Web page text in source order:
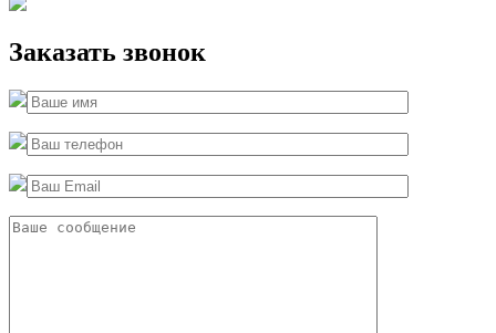
Заказать звонок